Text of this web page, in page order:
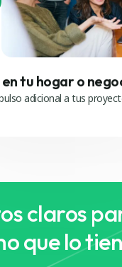
tu hogar o
adicional a tus
claros
que lo